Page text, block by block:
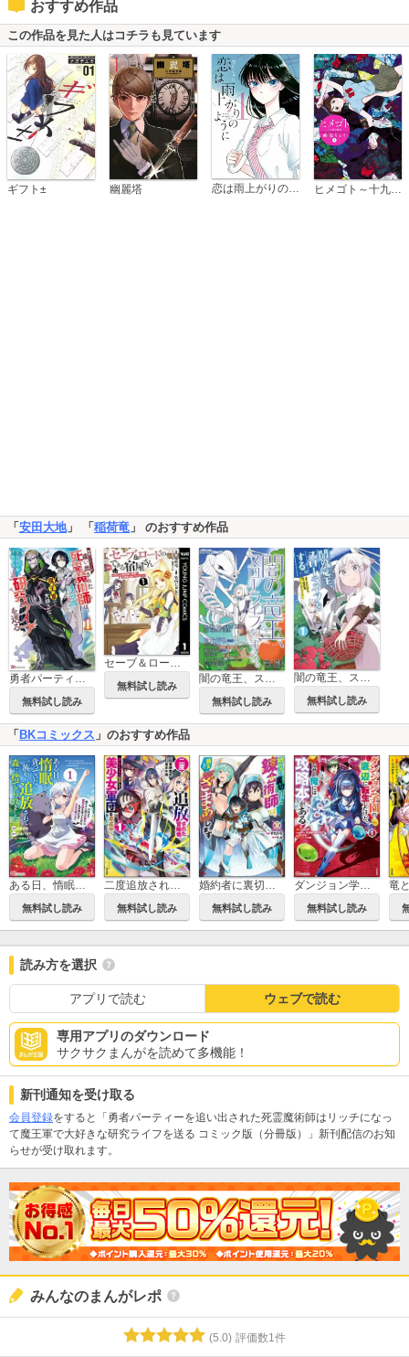
おすすめ作品
この作品を見た人はコチラも見ています
ギフト± 幽麗塔 恋は雨上がりのように
「 安田大地」 「 稲荷竜 」 のおすすめ作品
勇者パーティーを追い出された死霊魔術師はリッチになって魔王軍で大好きな研究ライフを送る コミック版
無料試し読み
セーブ＆ロードのできる宿屋さん ～カンスト転生者が宿屋で新人育成を始めたようです～
無料試し読み
闇の竜王、スローライフをする。
無料試し読み
闇の竜王、スローライフをする。【特典付き】
無料試し読み
「 BKコミックス 」のおすすめ作品
ある日、惰眠を貪っていたら一族から追放されて森に捨てられました そのまま寝てたら周りが勝手に魔物の国を作ってたけど、私は気にせず今日も眠ります コミック版
無料試し読み
二度追放された冒険者、激レアスキル駆使して美少女軍団を育成中！ コミック版
無料試し読み
婚約者に裏切られた錬金術師は、独立して『ざまぁ』します コミック版
無料試し読み
ダンジョン学園の底辺に転生したけど、なぜか俺には攻略本がある コミック版
無料試し読み
読み方を選択
アプリで読む ウェブで読む
専用アプリのダウンロード
サクサクまんがを読めて多機能！
新刊通知を受け取る
会員登録をすると「勇者パーティーを追い出された死霊魔術師はリッチになっ
て魔王軍で大好きな研究ライフを送る コミック版（分冊版）」新刊配信のお知
らせが受け取れます。
みんなのまんがレポ
(5.0) 評価数1件